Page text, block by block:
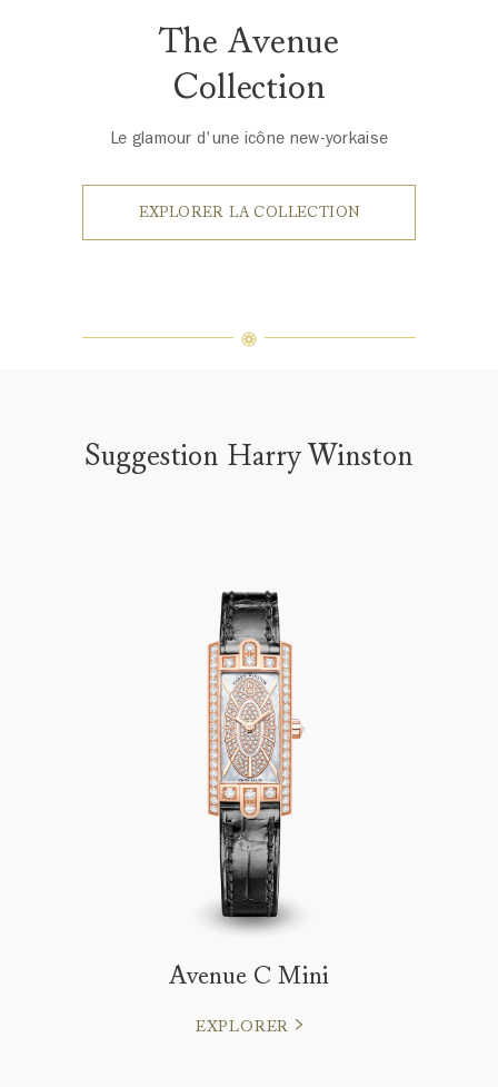
The Avenue
Collection
Le glamour d'une icône new-yorkaise
EXPLORER LA COLLECTION
Suggestion Harry Winston
Avenue C Mini
EXPLORER